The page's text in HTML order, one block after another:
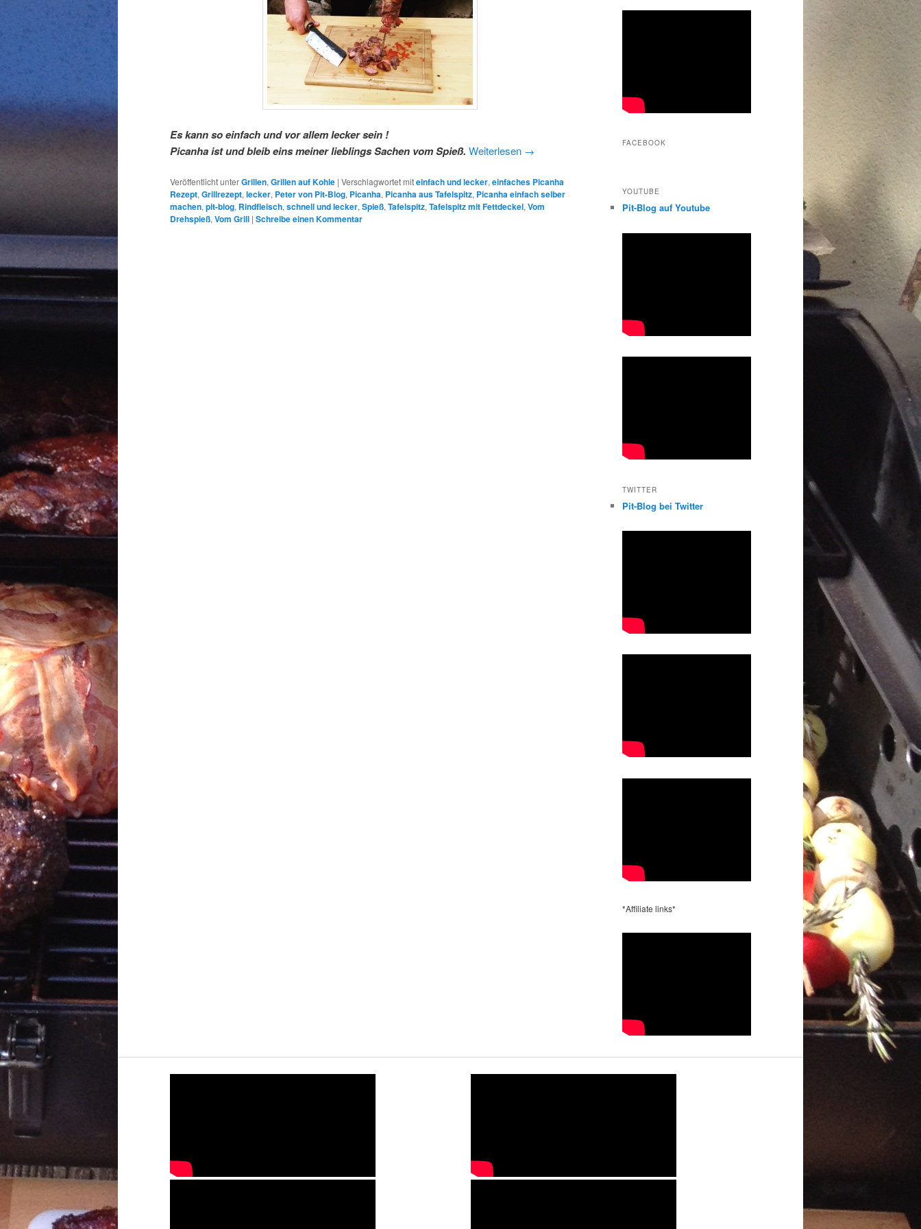
Es kann so einfach und vor allem lecker sein !
Picanha ist und bleib eins meiner lieblings Sachen vom Spieß. Weiterlesen →
Veröffentlicht unterGrillen, Grillen auf Kohle | Verschlagwortet miteinfach und lecker, einfaches Picanha
Rezept, Grillrezept, lecker, Peter von Pit-Blog, Picanha, Picanha aus Tafelspitz, Picanha einfach selber
machen, pit-blog, Rindfleisch, schnell und lecker, Spieß, Tafelspitz, Tafelspitz mit Fettdeckel, Vom
Drehspieß, Vom Grill | Schreibe einen Kommentar
FACEBOOK
YOUTUBE
Pit-Blog auf Youtube
TWITTER
Pit-Blog bei Twitter
*Affiliate links*